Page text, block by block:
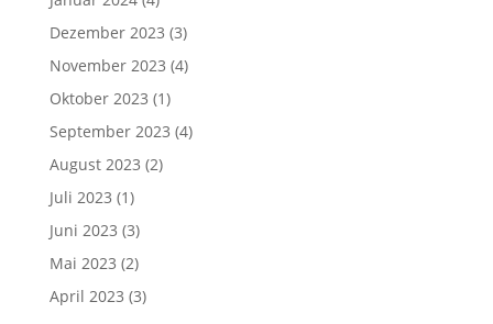
Dezember 2023 (3)
November 2023 (4)
Oktober 2023 (1)
September 2023 (4)
August 2023 (2)
Juli 2023 (1)
Juni 2023 (3)
Mai 2023 (2)
April 2023 (3)